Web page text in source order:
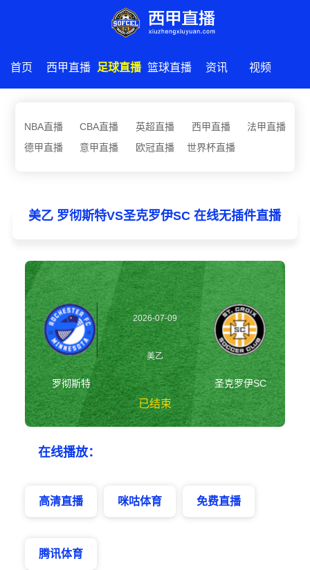
首页 西甲直播 足球直播 篮球直播 资讯 视频
NBA直播 CBA直播 英超直播 西甲直播
法甲直播
德甲直播
意甲直播 欧冠直播 世界杯直播
美乙 罗彻斯特VS圣克罗伊SC 在线无插件直播
罗彻斯特
2026-07-09
07:00:00
美乙
已结束
圣克罗伊SC
在线播放：
高清直播 咪咕体育 免费直播
腾讯体育